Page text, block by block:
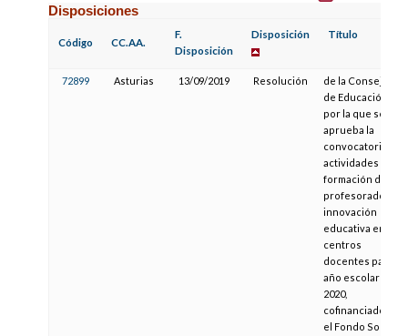
Disposiciones
Código CC.AA.
F.
Disposición
Disposición Título
72899 Asturias 13/09/2019 Resolución
de la Consejería
de Educación,
por la que se
aprueba la
convocatoria de
actividades de
formación del
profesorado e
innovación
educativa en
centros
docentes para el
año escolar 2019-
2020,
cofinanciado por
el Fondo Social